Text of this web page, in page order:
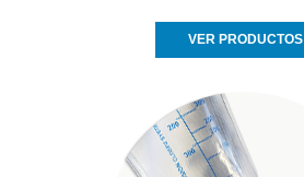
VER PRODUCTOS